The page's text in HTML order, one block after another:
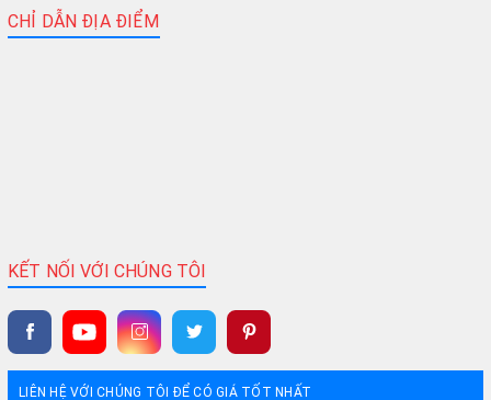
CHỈ DẪN ĐỊA ĐIỂM
KẾT NỐI VỚI CHÚNG TÔI
LIÊN HỆ VỚI CHÚNG TÔI ĐỂ CÓ GIÁ TỐT NHẤT